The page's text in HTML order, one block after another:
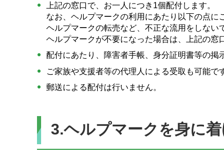
上記の窓口で、お一人につき1個配付します。
なお、ヘルプマークの利用にあたり以下の点に
ヘルプマークの転売など、不正な流用をしない
ヘルプマークが不要になった場合は、上記の窓
配付にあたり、障害者手帳、身分証明書等の掲
ご家族や支援者等の代理人による受取も可能で
郵送による配付は行いません。
3.ヘルプマークを身に